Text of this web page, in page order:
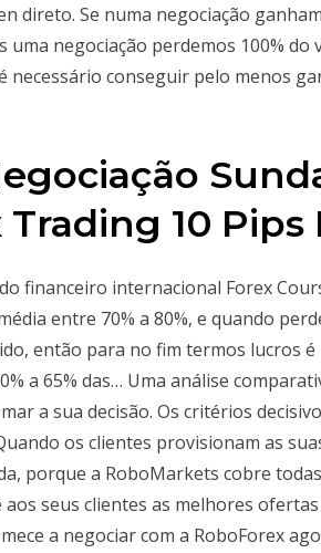
direto. Se numa negociação
uma negociação perdemos 100% do
conseguir pelo menos
10 Pips
financeiro internacional Forex
entre 70% a 80%, e quando
então para no fim termos lucros é
a 65% das… Uma análise
a sua decisão. Os critérios
os clientes provisionam as
porque a RoboMarkets cobre
seus clientes as melhores ofertas
a negociar com a RoboForex